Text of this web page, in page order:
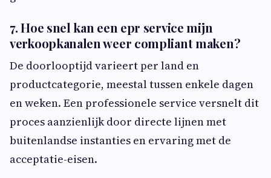
7. Hoe snel kan een epr service mijn
verkoopkanalen weer compliant maken?
De doorlooptijd varieert per land en
productcategorie, meestal tussen enkele dagen
en weken. Een professionele service versnelt dit
proces aanzienlijk door directe lijnen met
buitenlandse instanties en ervaring met de
acceptatie-eisen.